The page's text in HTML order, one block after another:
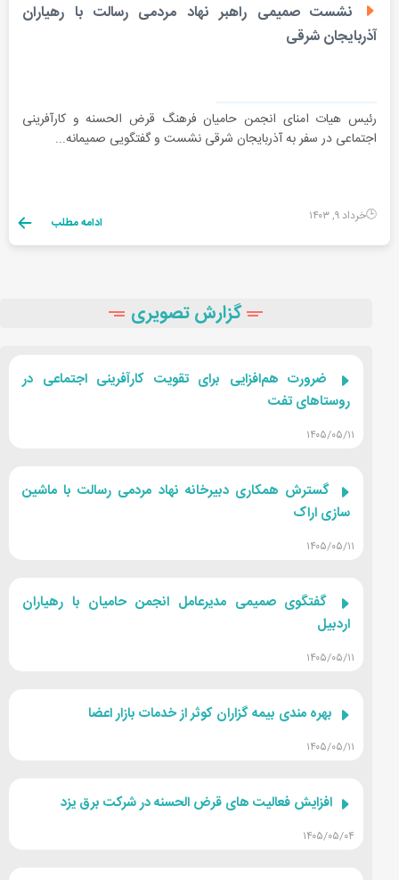
نشست صمیمی راهبر نهاد مردمی رسالت با رهیاران
آذربایجان شرقی
رئیس هیات امنای انجمن حامیان فرهنگ قرض الحسنه و کارآفرینی
اجتماعی در سفر به آذربایجان شرقی نشست و گفتگویی صمیمانه...
خرداد ۹, ۱۴۰۳ ادامه مطلب
گزارش تصویری
ضرورت هم‌افزایی برای تقویت کارآفرینی اجتماعی در
روستاهای تفت
۱۴۰۵/۰۵/۱۱
گسترش همکاری دبیرخانه نهاد مردمی رسالت با ماشین
سازی اراک
۱۴۰۵/۰۵/۱۱
گفتگوی صمیمی مدیرعامل انجمن حامیان با رهیاران
اردبیل
۱۴۰۵/۰۵/۱۱
بهره مندی بیمه گزاران کوثر از خدمات بازار اعضا
۱۴۰۵/۰۵/۱۱
افزایش فعالیت های قرض الحسنه در شرکت برق یزد
۱۴۰۵/۰۵/۰۴